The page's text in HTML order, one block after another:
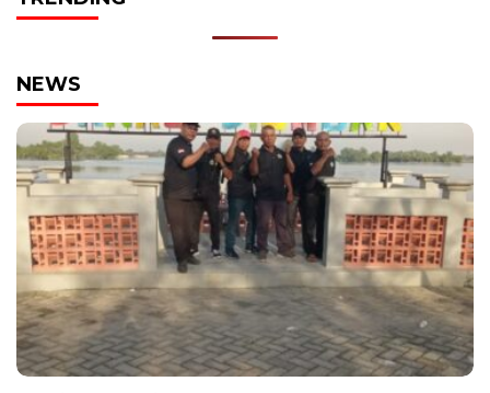
NEWS